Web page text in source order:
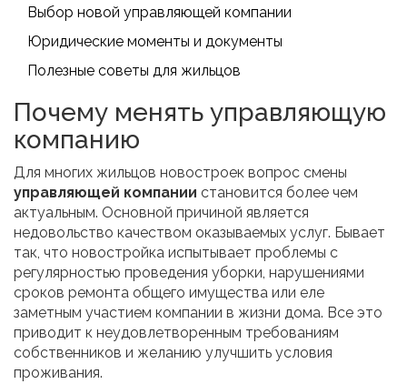
Выбор новой управляющей компании
Юридические моменты и документы
Полезные советы для жильцов
Почему менять управляющую
компанию
Для многих жильцов новостроек вопрос смены
управляющей компании становится более чем
актуальным. Основной причиной является
недовольство качеством оказываемых услуг. Бывает
так, что новостройка испытывает проблемы с
регулярностью проведения уборки, нарушениями
сроков ремонта общего имущества или еле
заметным участием компании в жизни дома. Все это
приводит к неудовлетворенным требованиям
собственников и желанию улучшить условия
проживания.